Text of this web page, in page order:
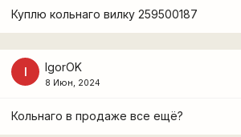
Куплю кольнаго вилку 259500187
I IgorOK
8 Июн, 2024
Кольнаго в продаже все ещё?